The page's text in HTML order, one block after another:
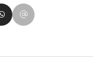
su Pinterest
su WhatsApp
Condividi su Email